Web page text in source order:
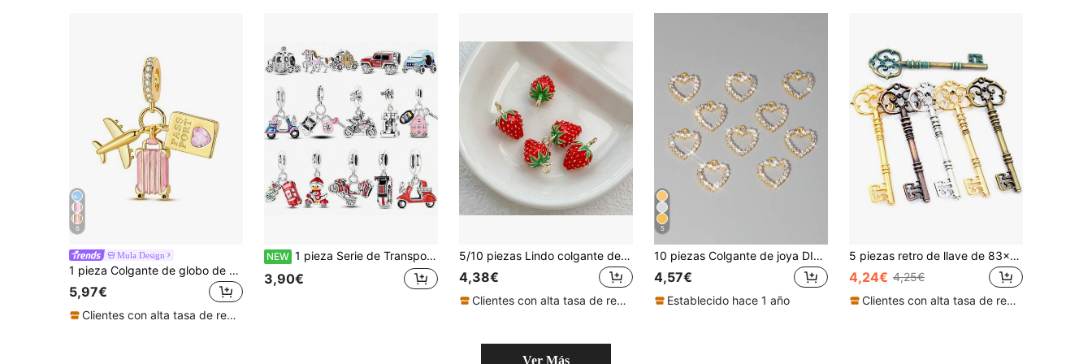
6
Mula Design
1 pieza Colgante de globo de viaje con esmalte rosa dorado y circonita, maleta y avión, pasaporte, adecuado para pulsera de cadena de serpiente, collar y cuentas, se puede usar para hacer joyas DIY
5,97€
Clientes con alta tasa de repetición
NEW 1 pieza Serie de Transporte Estilo de Viaje Colgante Vehículo Todoterreno Pedal Motocicleta de Carreras Cuenta Y2K Apilable Cuenta Espaciadora Compatible Ajustable DIY Cadena de Serpiente Pulsera Para Niñas Vacaciones Días Festivos Regalo de Nicho Para Amantes de Viajes Entusiastas de Autos y Motocicletas Adecuado Para Vacaciones Cumpleaños Viaje Recuerdo
3,90€
5/10 piezas Lindo colgante de fresa - Aleación de zinc Accesorios para hacer joyas DIY, para collares, aretes, llaveros - Diseño de fruta vibrante roja y verde, adecuado para manualidades de estilo casual y de campus, accesorios de manualidades | Diseño juguetón | Colgante de fresa duradero
4,38€
Clientes con alta tasa de repetición
5
10 piezas Colgante de joya DIY con diseño de corazón
4,57€
Establecido hace 1 año
5 piezas retro de llave de 83x31mm para hacer joyas de bricolaje, hallazgos para hacer collar o llavero
4,24€ 4,25€
Clientes con alta tasa de repetición
Ver Más